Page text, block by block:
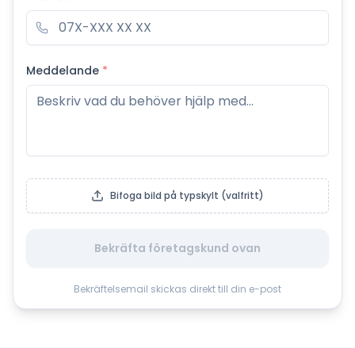
Meddelande *
Bifoga bild på typskylt (valfritt)
Bekräfta företagskund ovan
Bekräftelsemail skickas direkt till din e-post